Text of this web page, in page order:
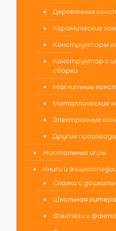
Деревянные
Керамические
Конструкторы
Конструктор с
сборки
Магнитные
Металлические
Электронные
Другие
Настольные игры
Книги и энциклопедии
Сказки и
Школьная
Фэнтези и